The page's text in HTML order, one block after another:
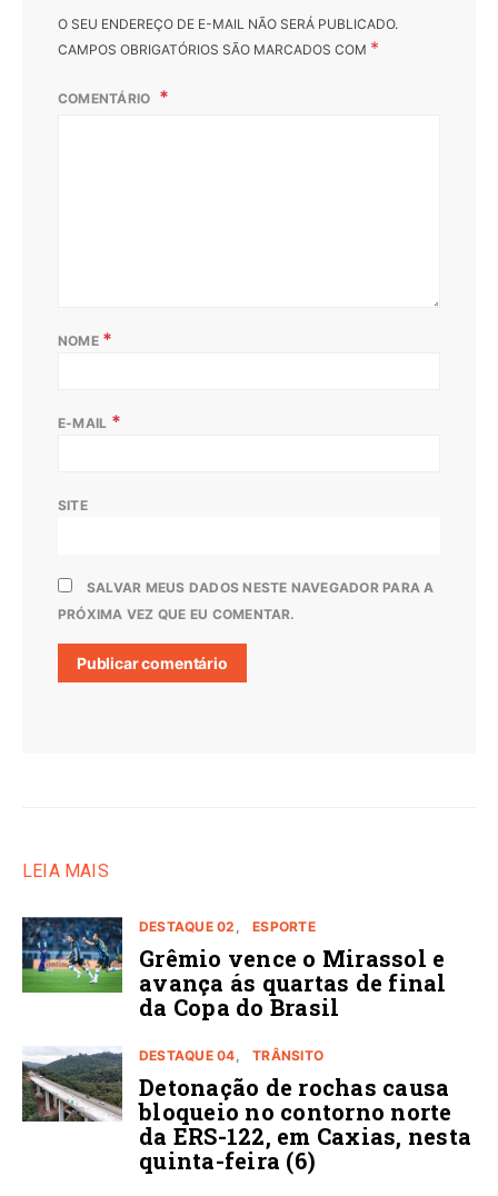
O SEU ENDEREÇO DE E-MAIL NÃO SERÁ PUBLICADO.
CAMPOS OBRIGATÓRIOS SÃO MARCADOS COM *
COMENTÁRIO
NOME *
E-MAIL *
SITE
SALVAR MEUS DADOS NESTE NAVEGADOR PARA A
PRÓXIMA VEZ QUE EU COMENTAR.
LEIA MAIS
DESTAQUE 02 ESPORTE
Grêmio vence o Mirassol e
avança ás quartas de final
da Copa do Brasil
DESTAQUE 04 TRÂNSITO
Detonação de rochas causa
bloqueio no contorno norte
da ERS-122, em Caxias, nesta
quinta-feira (6)